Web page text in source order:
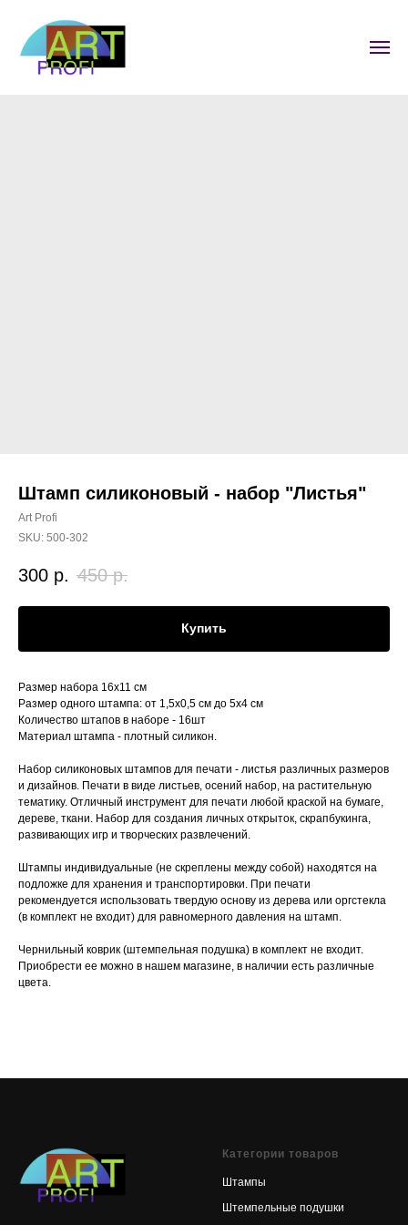
Штамп силиконовый - набор "Листья"
Art Profi
SKU: 500-302
300 р. 450 р.
Купить
Размер набора 16х11 см
Размер одного штампа: от 1,5х0,5 см до 5х4 см
Количество штапов в наборе - 16шт
Материал штампа - плотный силикон.
Набор силиконовых штампов для печати - листья различных размеров
и дизайнов. Печати в виде листьев, осений набор, на растительную
тематику. Отличный инструмент для печати любой краской на бумаге,
дереве, ткани. Набор для создания личных открыток, скрапбукинга,
развивающих игр и творческих развлечений.
Штампы индивидуальные (не скреплены между собой) находятся на
подложке для хранения и транспортировки. При печати
рекомендуется использовать твердую основу из дерева или оргстекла
(в комплект не входит) для равномерного давления на штамп.
Чернильный коврик (штемпельная подушка) в комплект не входит.
Приобрести ее можно в нашем магазине, в наличии есть различные
цвета.
Категории товаров
Штампы
Штемпельные подушки